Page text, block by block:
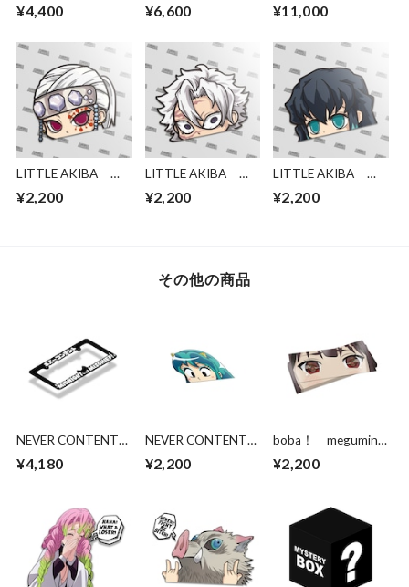
¥4,400 ¥6,600 ¥11,000
LITTLE AKIBA
¥2,200
LITTLE AKIBA
¥2,200
LITTLE AKIBA
¥2,200
その他の商品
NEVER CONTENT
MISCHIEF！ ライセ
¥4,180
NEVER CONTENT
¥2,200
boba！ megumin
¥2,200